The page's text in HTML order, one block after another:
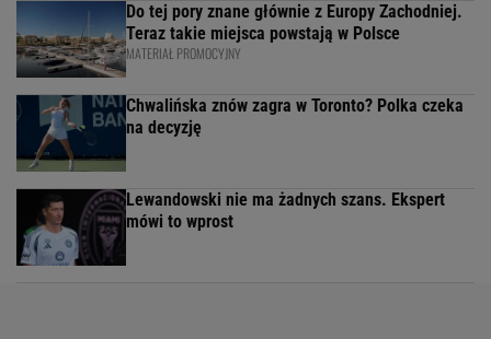
Do tej pory znane głównie z Europy Zachodniej.
Teraz takie miejsca powstają w Polsce
MATERIAŁ PROMOCYJNY
Chwalińska znów zagra w Toronto? Polka czeka
na decyzję
Lewandowski nie ma żadnych szans. Ekspert
mówi to wprost